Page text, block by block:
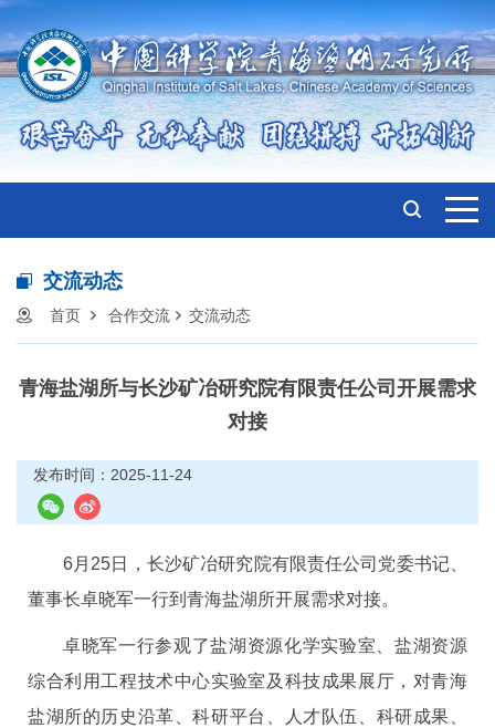
交流动态
首页 合作交流 交流动态
青海盐湖所与长沙矿冶研究院有限责任公司开展需求
对接
发布时间：2025-11-24
6月25日，长沙矿冶研究院有限责任公司党委书记、
董事长卓晓军一行到青海盐湖所开展需求对接。
卓晓军一行参观了盐湖资源化学实验室、盐湖资源
综合利用工程技术中心实验室及科技成果展厅，对青海
盐湖所的历史沿革、科研平台、人才队伍、科研成果、